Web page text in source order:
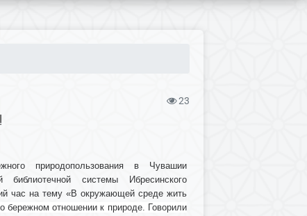
23
природопользования в Чувашии
библиотечной системы Ибресинского
час на тему «В окружающей среде жить
бережном отношении к природе. Говорили